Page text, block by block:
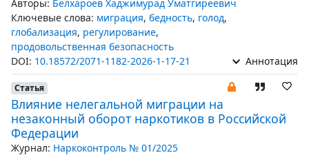
Авторы: Белхароев Хаджимурад Уматгиреевич
Ключевые слова: миграция, бедность, голод,
глобализация, регулирование,
продовольственная безопасность
DOI: 10.18572/2071-1182-2026-1-17-21 Аннотация
Статья
Влияние нелегальной миграции на
незаконный оборот наркотиков в Российской
Федерации
Журнал: Наркоконтроль № 01/2025